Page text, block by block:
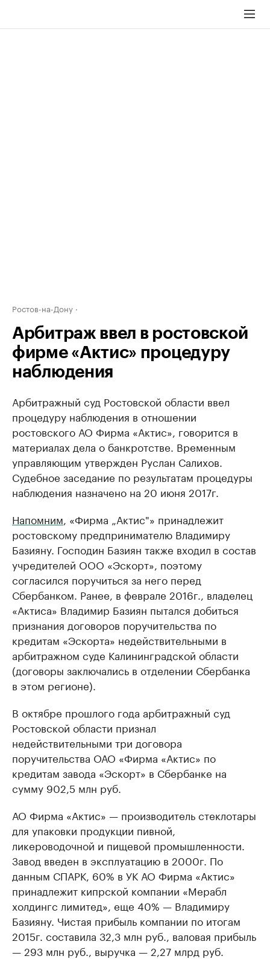
Ростов-на-Дону
Арбитраж ввел в ростовской
фирме «Актис» процедуру
наблюдения
Арбитражный суд Ростовской области ввел
процедуру наблюдения в отношении
ростовского АО Фирма «Актис», говорится в
материалах дела о банкротстве. ​Временным
управляющим утвержден Руслан ​Салихов. ​
Судебное заседание по результатам процедуры
наблюдения назначено на 20 июня 2017г.
Напомним , «Фирма „Актис"» принадлежит
ростовскому предпринимателю Владимиру
Базияну. Господин Базиян также входил в состав
учредителей ООО «Эскорт», поэтому
согласился поручиться за него перед
Сбербанком. Ранее, в феврале 2016г., владелец
«Актиса» Владимир Базиян пытался добиться
признания договоров поручительства по
кредитам «Эскорта» недействительными в
арбитражном суде Калининградской области
(договоры заключались в отделении Сбербанка
в этом регионе).
В октябре прошлого года арбитражный суд
Ростовской области признал
недействительными три договора
поручительства ОАО «Фирма «Актис» по
кредитам завода «Эскорт» в Сбербанке на
сумму 902,5 млн руб.
АО Фирма «Актис» — производитель стеклотары
для упаковки продукции пивной,
ликероводочной и пищевой промышленности.
Завод введен в эксплуатацию в 2000г. По
данным СПАРК, 60% в УК АО Фирма «Актис»
принадлежит кипрской компании «Мерабл
холдингс лимитед», еще 40% — Владимиру
Базияну. Чистая прибыль компании по итогам
2015г. составила 32,3 млн руб., валовая прибыль
— 293 млн руб., выручка — 2,27 млрд руб.